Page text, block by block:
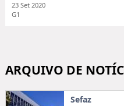
23 Set 2020
G1
ARQUIVO DE
Sefaz